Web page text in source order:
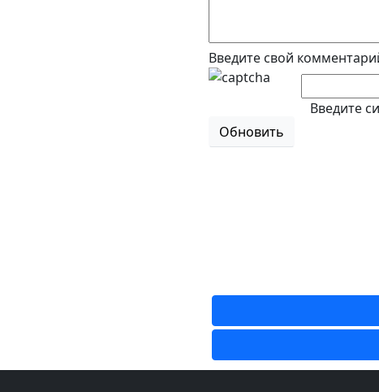
Введите свой
Обновить
Введите